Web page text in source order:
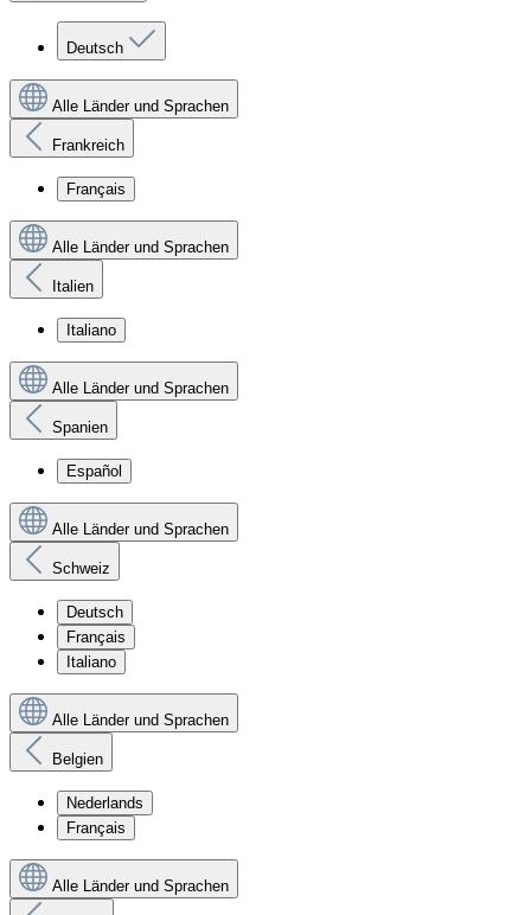
Deutsch
Alle Länder und Sprachen
Frankreich
Français
Alle Länder und Sprachen
Italien
Italiano
Alle Länder und Sprachen
Spanien
Español
Alle Länder und Sprachen
Schweiz
Deutsch
Français
Italiano
Alle Länder und Sprachen
Belgien
Nederlands
Français
Alle Länder und Sprachen